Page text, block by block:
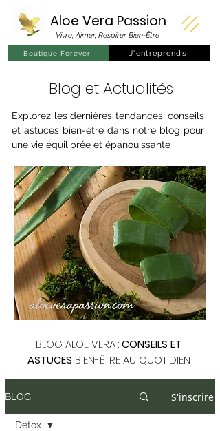
Aloe Vera Passion
Vivre, Aimer, Respirer Bien-Être
J'entreprends
Boutique Forever
Blog et Actualités
Explorez les dernières tendances, conseils
et astuces bien-être dans notre blog pour
une vie équilibrée et épanouissante
BLOG ALOE VERA :CONSEILS ET
ASTUCES BIEN-ÊTRE AU QUOTIDIEN
BLOG S'inscrire
Détox